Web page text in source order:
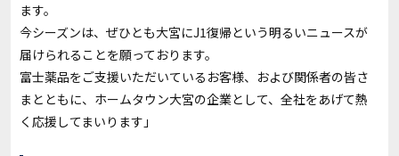
ます。
今シーズンは、ぜひとも大宮にJ1復帰という明るいニュースが
届けられることを願っております。
富士薬品をご支援いただいているお客様、および関係者の皆さ
まとともに、ホームタウン大宮の企業として、全社をあげて熱
く応援してまいります」